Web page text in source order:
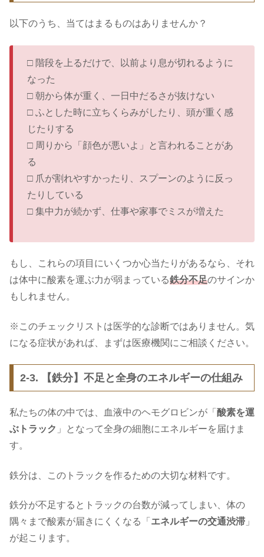
以下のうち、当てはまるものはありませんか？
□ 階段を上るだけで、以前より息が切れるように
なった
□ 朝から体が重く、一日中だるさが抜けない
□ ふとした時に立ちくらみがしたり、頭が重く感
じたりする
□ 周りから「顔色が悪いよ」と言われることがあ
る
□ 爪が割れやすかったり、スプーンのように反っ
たりしている
□ 集中力が続かず、仕事や家事でミスが増えた
もし、これらの項目にいくつか心当たりがあるなら、それ
は体中に酸素を運ぶ力が弱まっている鉄分不足のサインか
もしれません。
※このチェックリストは医学的な診断ではありません。気
になる症状があれば、まずは医療機関にご相談ください。
2-3. 【鉄分】不足と全身のエネルギーの仕組み
私たちの体の中では、血液中のヘモグロビンが「 酸素を運
ぶトラック 」となって全身の細胞にエネルギーを届けま
す。
鉄分は、このトラックを作るための大切な材料です。
鉄分が不足するとトラックの台数が減ってしまい、体の
隅々まで酸素が届きにくくなる「 エネルギーの交通渋滞 」
が起こります。